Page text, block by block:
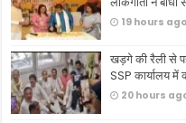
19 hours ago
खड़गे की रैली से
SSP कार्यालय में
20 hours